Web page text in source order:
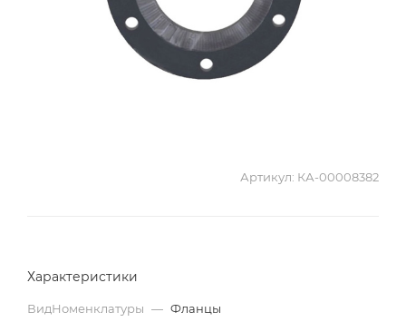
Артикул: КА-00008382
Характеристики
ВидНоменклатуры — Фланцы